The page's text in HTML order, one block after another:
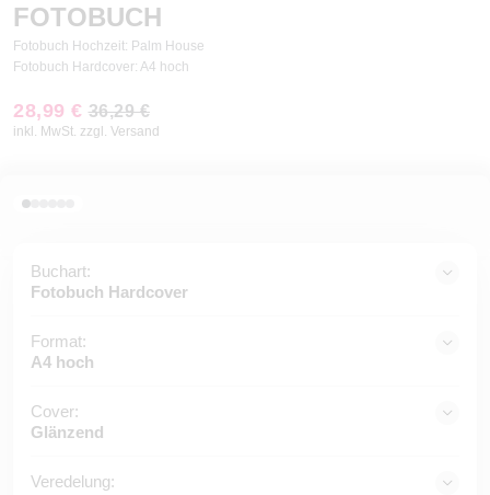
FOTOBUCH
Fotobuch Hochzeit: Palm House
Fotobuch Hardcover: A4 hoch
28,99 € 36,29 €
inkl. MwSt. zzgl. Versand
Buchart:
Fotobuch Hardcover
Format:
A4 hoch
Cover:
Glänzend
Veredelung: